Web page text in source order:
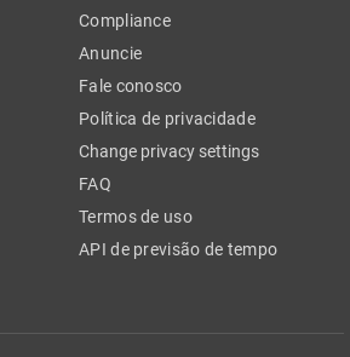
Compliance
Anuncie
Fale conosco
Política de privacidade
Change privacy settings
FAQ
Termos de uso
API de previsão de tempo